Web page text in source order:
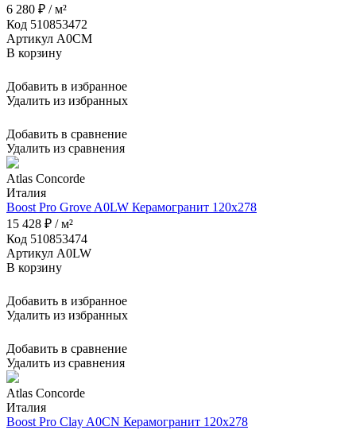
6 280 ₽ / м²
Код 510853472
Артикул A0CM
В корзину
Добавить в избранное
Удалить из избранных
Добавить в сравнение
Удалить из сравнения
Atlas Concorde
Италия
Boost Pro Grove A0LW Керамогранит 120x278
15 428 ₽ / м²
Код 510853474
Артикул A0LW
В корзину
Добавить в избранное
Удалить из избранных
Добавить в сравнение
Удалить из сравнения
Atlas Concorde
Италия
Boost Pro Clay A0CN Керамогранит 120x278